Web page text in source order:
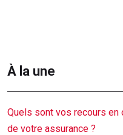
À la une
Quels sont vos recours en
de votre assurance ?